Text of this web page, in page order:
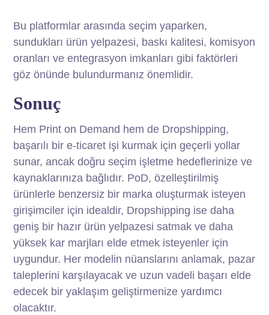
Bu platformlar arasında seçim yaparken,
sundukları ürün yelpazesi, baskı kalitesi, komisyon
oranları ve entegrasyon imkanları gibi faktörleri
göz önünde bulundurmanız önemlidir.
Sonuç
Hem Print on Demand hem de Dropshipping,
başarılı bir e-ticaret işi kurmak için geçerli yollar
sunar, ancak doğru seçim işletme hedeflerinize ve
kaynaklarınıza bağlıdır. PoD, özelleştirilmiş
ürünlerle benzersiz bir marka oluşturmak isteyen
girişimciler için idealdir, Dropshipping ise daha
geniş bir hazır ürün yelpazesi satmak ve daha
yüksek kar marjları elde etmek isteyenler için
uygundur. Her modelin nüanslarını anlamak, pazar
taleplerini karşılayacak ve uzun vadeli başarı elde
edecek bir yaklaşım geliştirmenize yardımcı
olacaktır.